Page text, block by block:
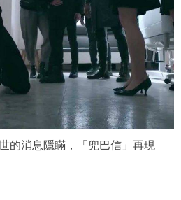
的消息隱瞞，「兜巴信」再現